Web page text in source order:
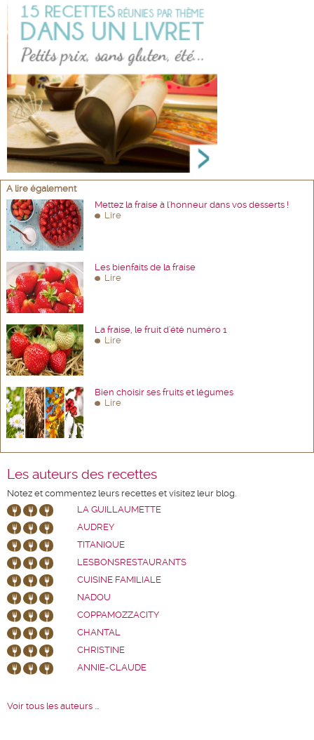
A lire également
Mettez la fraise à l'honneur dans vos desserts !
Lire
Les bienfaits de la fraise
Lire
La fraise, le fruit d'été numéro 1
Lire
Bien choisir ses fruits et légumes
Lire
Les auteurs des recettes
Notez et commentez leurs recettes et visitez leur blog.
LA GUILLAUMETTE
AUDREY
TITANIQUE
LESBONSRESTAURANTS
CUISINE FAMILIALE
NADOU
COPPAMOZZACITY
CHANTAL
CHRISTINE
ANNIE-CLAUDE
Voir tous les auteurs ...